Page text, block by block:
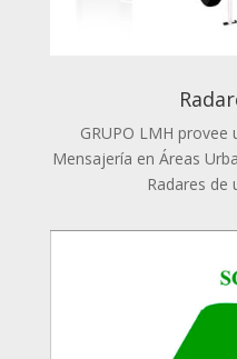
GRUPO LMH
Mensajería en Áreas
Radares de